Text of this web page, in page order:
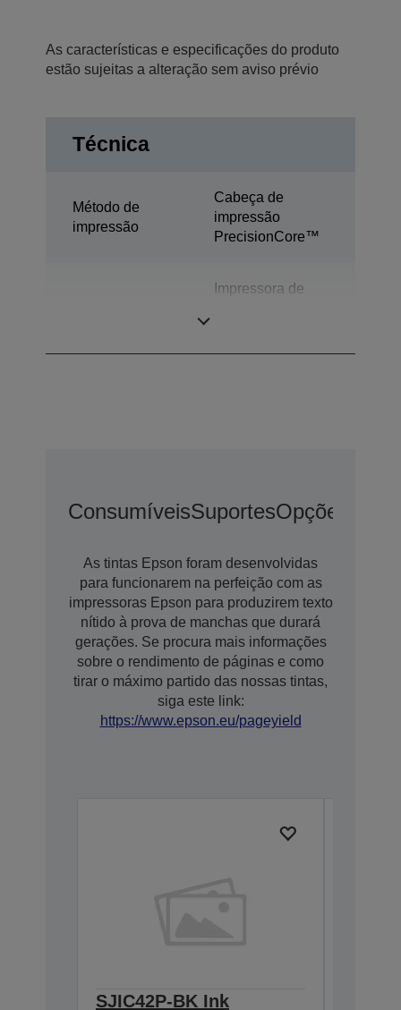
As características e especificações do produto
estão sujeitas a alteração sem aviso prévio
Técnica
Método de
impressão
Cabeça de
impressão
PrecisionCore™
Impressora de
ConsumíveisSuportesOpções
As tintas Epson foram desenvolvidas
para funcionarem na perfeição com as
impressoras Epson para produzirem texto
nítido à prova de manchas que durará
gerações. Se procura mais informações
sobre o rendimento de páginas e como
tirar o máximo partido das nossas tintas,
siga este link:
https://www.epson.eu/pageyield
SJIC42P-BK Ink